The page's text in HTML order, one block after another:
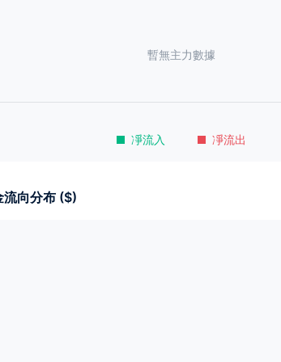
凈流入 凈流出
暫無主力數據
向分布 ($)